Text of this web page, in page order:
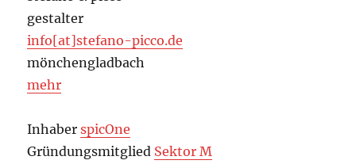
gestalter
info[at]stefano-picco.de
mönchengladbach
mehr
InhaberspicOne
Gründungsmitglied Sektor M